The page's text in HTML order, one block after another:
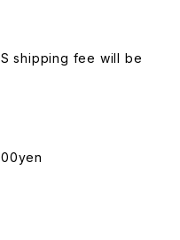
shipping fee will be